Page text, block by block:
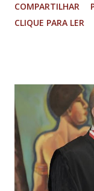
“Entre na Roda
com 200 livros
de curso de
CENPEC. O
projeto, Cristina
professora Márcia
ressaltado, que o
Estado de Minas
COMPARTILHAR
CLIQUE PARA LER